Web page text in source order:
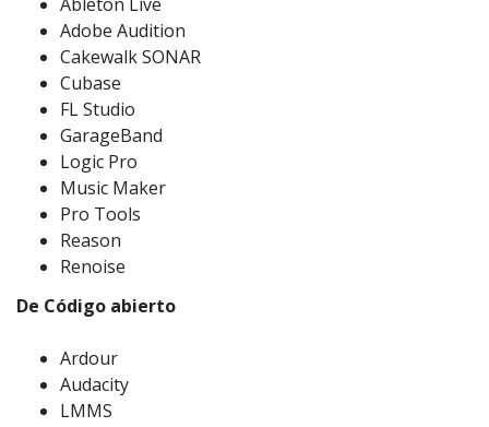
Adobe Audition
Cakewalk SONAR
Cubase
FL Studio
GarageBand
Logic Pro
Music Maker
Pro Tools
Reason
Renoise
De Código abierto
Ardour
Audacity
LMMS